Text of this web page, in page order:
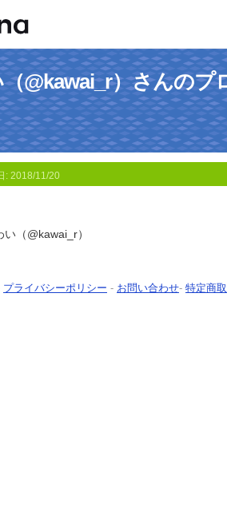
@kawai_r）さんのプ
: 2018/11/20
い（@kawai_r）
プライバシーポリシー - お問い合わせ- 特定商